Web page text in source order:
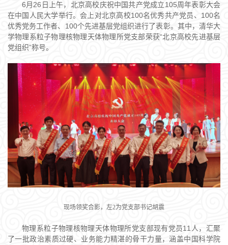
6月26日上午，北京高校庆祝中国共产党成立105周年表彰大会
在中国人民大学举行。会上对北京高校100名优秀共产党员、100名
优秀党务工作者、100个先进基层党组织进行了表彰。其中，清华大
学物理系粒子物理核物理天体物理所党支部荣获“北京高校先进基层
党组织”称号。
现场领奖合影，左2为党支部书记胡震
物理系粒子物理核物理天体物理所党支部现有党员11人，汇聚
了一批政治素质过硬、业务能力精湛的骨干力量，涵盖中国科学院